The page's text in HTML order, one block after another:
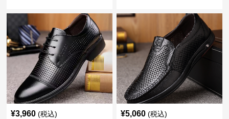
¥3,960 (税込) ¥5,060 (税込)